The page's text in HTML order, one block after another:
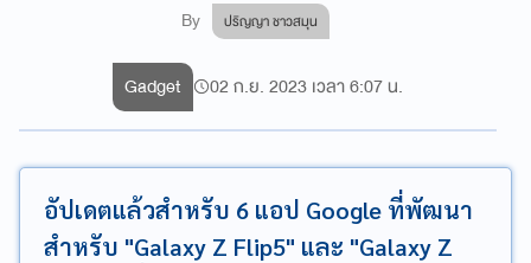
By ปริญญา ชาวสมุน
Gadget 02 ก.ย. 2023 เวลา 6:07 น.
อัปเดตแล้วสำหรับ 6 แอป Google ที่พัฒนา
สำหรับ "Galaxy Z Flip5" และ "Galaxy Z